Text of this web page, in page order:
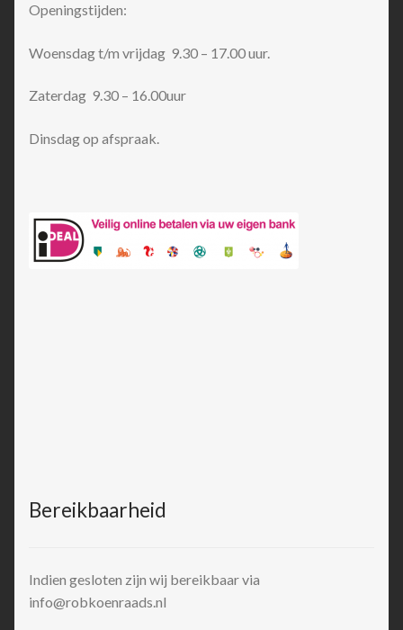
Openingstijden:
Woensdag t/m vrijdag 9.30 – 17.00 uur.
Zaterdag 9.30 – 16.00uur
Dinsdag op afspraak.
Bereikbaarheid
Indien gesloten zijn wij bereikbaar via
info@robkoenraads.nl